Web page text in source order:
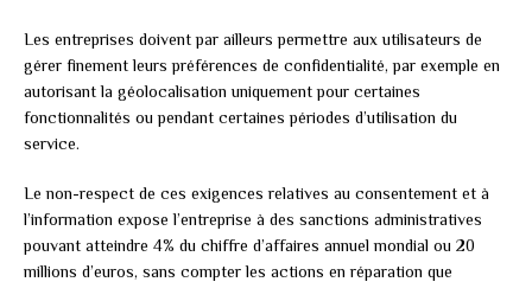
Les entreprises doivent par ailleurs permettre aux utilisateurs de
gérer finement leurs préférences de confidentialité, par exemple en
autorisant la géolocalisation uniquement pour certaines
fonctionnalités ou pendant certaines périodes d’utilisation du
service.
Le non-respect de ces exigences relatives au consentement et à
l’information expose l’entreprise à des sanctions administratives
pouvant atteindre 4% du chiffre d’affaires annuel mondial ou 20
millions d’euros, sans compter les actions en réparation que